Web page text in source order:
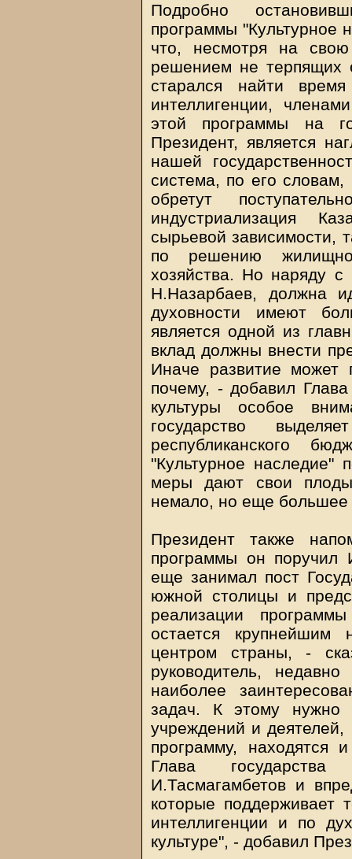
Подробно
программы "Культурное
что, несмотря на
решением не терпящих
старался найти
интеллигенции,
этой программы на
Президент, является
нашей
система, по его словам,
обретут
индустриализация
сырьевой зависимости,
по решению
хозяйства. Но наряду с
Н.Назарбаев, должна
духовности имеют
является одной из
вклад должны внести
Иначе развитие может
почему, - добавил
культуры особое
государство
республиканского
"Культурное наследие"
меры дают свои
немало, но еще большее
Президент также
программы он поручил
еще занимал пост
южной столицы и
реализации
остается крупнейшим
центром страны, -
руководитель,
наиболее
задач. К этому нужно
учреждений и деятелей,
программу,
Глава
И.Тасмагамбетов и
которые поддерживает
интеллигенции и по
культуре", - добавил